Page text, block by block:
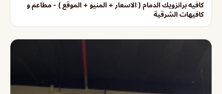
كافيه برانزويك الدمام ( الاسعار + المنيو + الموقع ) - مطاعم و
كافيهات الشرقية